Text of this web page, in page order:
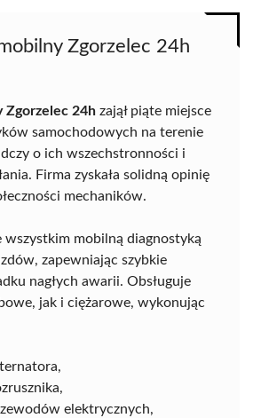
Zgorzelec 24h
Zgorzelec 24h zajął piąte miejsce
samochodowych na terenie
o ich wszechstronności i
Firma zyskała solidną opinię
mechaników.
wszystkim mobilną diagnostyką
zapewniając szybkie
nagłych awarii. Obsługuje
jak i ciężarowe, wykonując
elektrycznych,